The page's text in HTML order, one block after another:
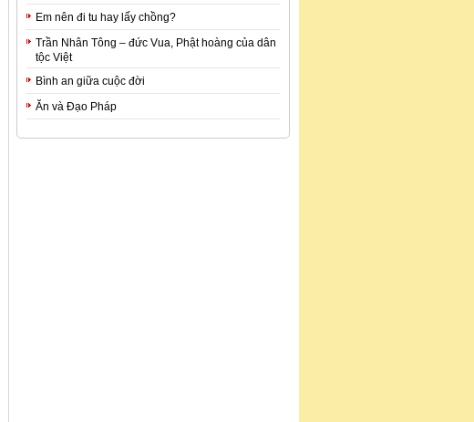
Em nên đi tu hay lấy chồng?
Trần Nhân Tông – đức Vua, Phật hoàng của dân
tộc Việt
Bình an giữa cuộc đời
Ăn và Đạo Pháp